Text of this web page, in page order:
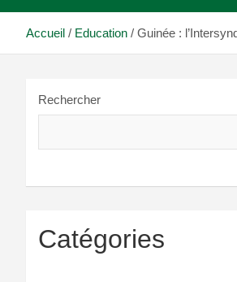
Accueil Education Guinée :
Rechercher
Catégories